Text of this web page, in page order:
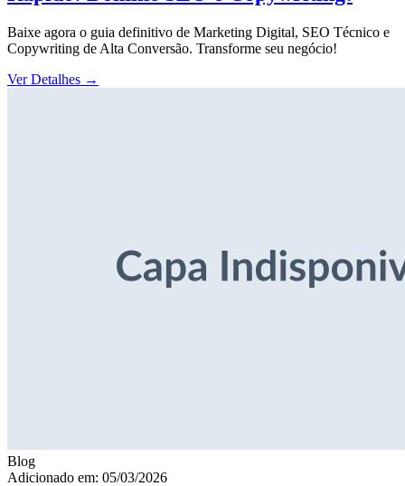
Baixe agora o guia definitivo de Marketing Digital, SEO Técnico e
Copywriting de Alta Conversão. Transforme seu negócio!
Ver Detalhes →
Blog
Adicionado em: 05/03/2026